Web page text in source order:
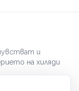
и
на хиляди